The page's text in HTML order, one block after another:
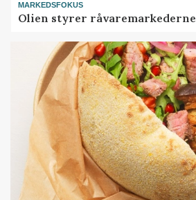
MARKEDSFOKUS
Olien styrer råvaremarkederne